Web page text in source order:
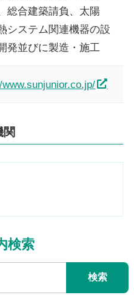
総合建築請負、太陽
システム関連機器の設
発並びに製造・施工
www.sunjunior.co.jp/
関
検索
検索